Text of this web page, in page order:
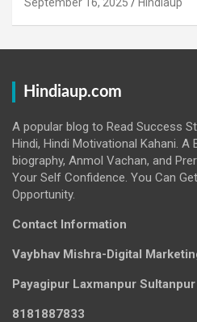
Hindiaup.com
A popular blog to Read Success
Hindi, Hindi Motivational Kahani.
biography, Anmol Vachan, and
Your Self Confidence. You Can
Opportunity.
Contact Information
Vaybhav Mishra-Digital
Payagipur Laxmanpur
8181887833